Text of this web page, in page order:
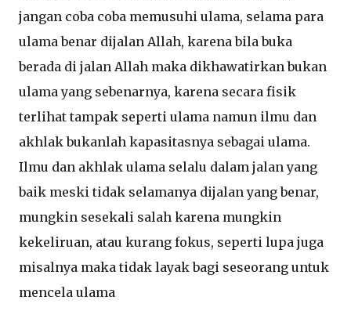
jangan coba coba memusuhi ulama, selama para
ulama benar dijalan Allah, karena bila buka
berada di jalan Allah maka dikhawatirkan bukan
ulama yang sebenarnya, karena secara fisik
terlihat tampak seperti ulama namun ilmu dan
akhlak bukanlah kapasitasnya sebagai ulama.
Ilmu dan akhlak ulama selalu dalam jalan yang
baik meski tidak selamanya dijalan yang benar,
mungkin sesekali salah karena mungkin
kekeliruan, atau kurang fokus, seperti lupa juga
misalnya maka tidak layak bagi seseorang untuk
mencela ulama